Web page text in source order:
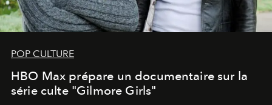
POP CULTURE
HBO Max prépare un documentaire sur la
série culte "Gilmore Girls"